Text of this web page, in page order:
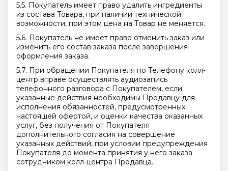
5.5. Покупатель имеет право удалить ингредиенты
из состава Товара, при наличии технической
возможности, при этом цена на Товар не меняется.
5.6. Покупатель не имеет право отменить заказ или
изменить его состав заказа после завершения
оформления заказа.
5.7. При обращении Покупателя по Телефону колл-
центр вправе осуществлять аудиозапись
телефонного разговора с Покупателем, если
указанные действия необходимы Продавцу для
исполнения обязанностей, предусмотренных
настоящей офертой, и оценки качества оказанных
услуг, без получения от Покупателя
дополнительного согласия на совершение
указанных действий, при условии предупреждения
Покупателя до момента принятия у него заказа
сотрудником колл-центра Продавца.